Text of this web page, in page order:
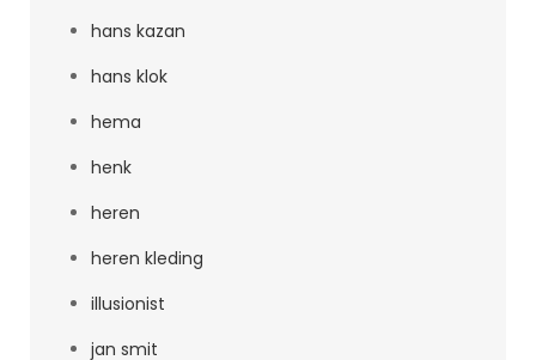
hans kazan
hans klok
hema
henk
heren
heren kleding
illusionist
jan smit